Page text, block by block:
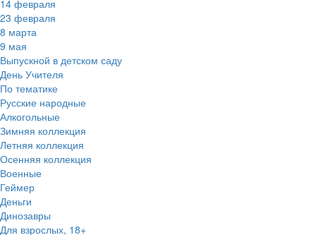
14 февраля
23 февраля
8 марта
9 мая
Выпускной в детском саду
День Учителя
По тематике
Русские народные
Алкогольные
Зимняя коллекция
Летняя коллекция
Осенняя коллекция
Военные
Геймер
Деньги
Динозавры
Для взрослых, 18+